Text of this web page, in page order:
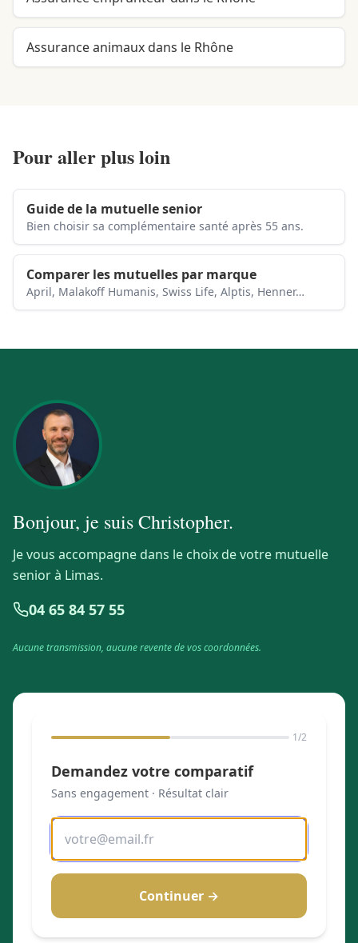
Assurance animaux dans le Rhône
Pour aller plus loin
Guide de la mutuelle senior
Bien choisir sa complémentaire santé après 55 ans.
Comparer les mutuelles par marque
April, Malakoff Humanis, Swiss Life, Alptis, Henner…
Bonjour, je suisChristopher.
Je vous accompagne dans le choix de votre mutuelle
senior à Limas.
04 65 84 57 55
Aucune transmission, aucune revente de vos coordonnées.
1/2
Demandez votre comparatif
Sans engagement · Résultat clair
Continuer →